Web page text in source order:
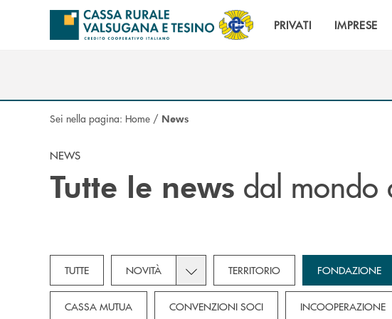
Salta al contenuto principale
PRIVATI IMPRESE
Sei nella pagina: Home / News
NEWS
Tutte le news dal mondo
TUTTE NOVITÀ Toggle subcategories dropdown for Novità
TERRITORIO FONDAZIONE
CASSA MUTUA CONVENZIONI SOCI INCOOPERAZIONE